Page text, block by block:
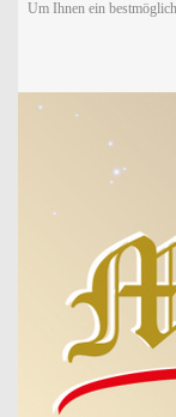
Um Ihnen ein